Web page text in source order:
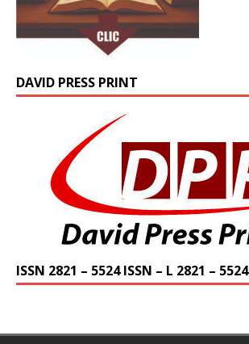
DAVID PRESS PRINT
ISSN 2821 – 5524 ISSN – L 2821 – 5524